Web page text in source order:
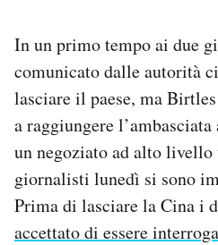
In un primo tempo ai due
comunicato dalle autorità
lasciare il paese, ma
a raggiungere
un negoziato ad alto livello
giornalisti lunedì si sono
Prima di lasciare la Cina i
accettato di essere